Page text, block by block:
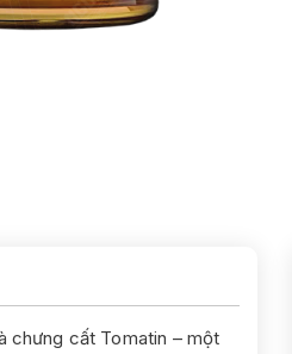
chưng cất Tomatin – một